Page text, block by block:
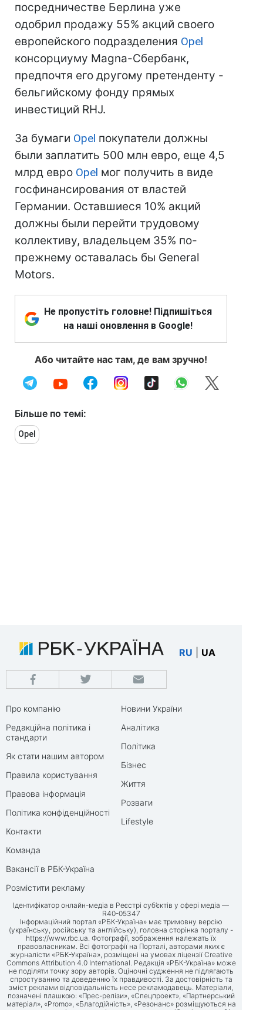
посредничестве Берлина уже
одобрил продажу 55% акций своего
европейского подразделения Opel
консорциуму Magna-Сбербанк,
предпочтя его другому претенденту -
бельгийскому фонду прямых
инвестиций RHJ.
За бумаги Opel покупатели должны
были заплатить 500 млн евро, еще 4,5
млрд евро Opel мог получить в виде
госфинансирования от властей
Германии. Оставшиеся 10% акций
должны были перейти трудовому
коллективу, владельцем 35% по-
прежнему оставалась бы General
Motors.
Не пропустіть головне! Підпишіться
на наші оновлення в Google!
Або читайте нас там, де вам зручно!
Більше по темі:
Opel
RU UA
Про компанію
Редакційна політика і
стандарти
Як стати нашим автором
Правила користування
Правова інформація
Політика конфіденційності
Контакти
Команда
Вакансії в РБК-Україна
Розмістити рекламу
Новини України
Аналітика
Політика
Бізнес
Життя
Розваги
Lifestyle
Ідентифікатор онлайн-медіа в Реєстрі суб’єктів у сфері медіа —
R40-05347
Інформаційний портал «РБК-Україна» має тримовну версію
(українську, російську та англійську), головна сторінка порталу -
https://www.rbc.ua. Фотографії, зображення належать їх
правовласникам. Всі фотографії на Порталі, авторами яких є
журналісти «РБК-Україна», розміщені на умовах ліцензії Creative
Commons Attribution 4.0 International. Редакція «РБК-Україна» може
не поділяти точку зору авторів. Оціночні судження не підлягають
спростуванню та доведенню їх правдивості. За достовірність та
зміст реклами відповідальність несе рекламодавець. Матеріали,
позначені плашкою: «Прес-релізи», «Спецпроект», «Партнерський
матеріал», «Promo», «Благодійність», «Резонанс» розміщуються на